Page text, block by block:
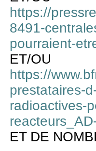
https://
8491-
pourraient-
ET/OU
https://
prestataires-
radioactives-
ET DE